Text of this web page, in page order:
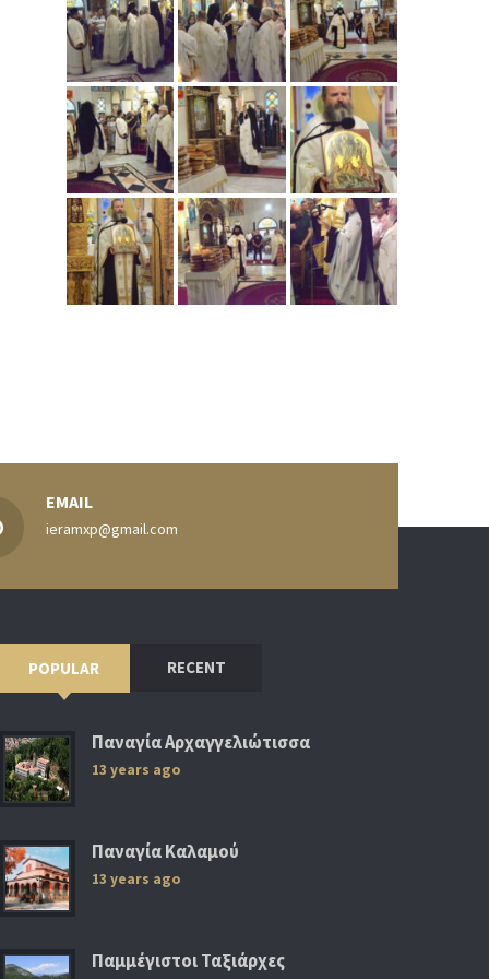
EMAIL
ieramxp@gmail.com
POPULAR RECENT
Παναγία Αρχαγγελιώτισσα
13 years ago
Παναγία Καλαμού
13 years ago
Παμμέγιστοι Ταξιάρχες